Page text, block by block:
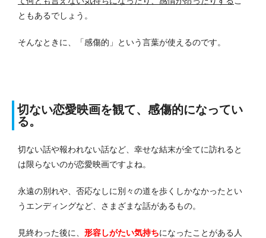
ともあるでしょう。
そんなときに、「感傷的」という言葉が使えるのです。
切ない恋愛映画を観て、感傷的になってい
る。
切ない話や報われない話など、幸せな結末が全てに訪れると
は限らないのが恋愛映画ですよね。
永遠の別れや、否応なしに別々の道を歩くしかなかったとい
うエンディングなど、さまざまな話があるもの。
見終わった後に、 形容しがたい気持ちになったことがある人